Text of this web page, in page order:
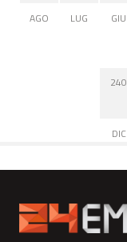
AGO
LUG GIU
240
DIC